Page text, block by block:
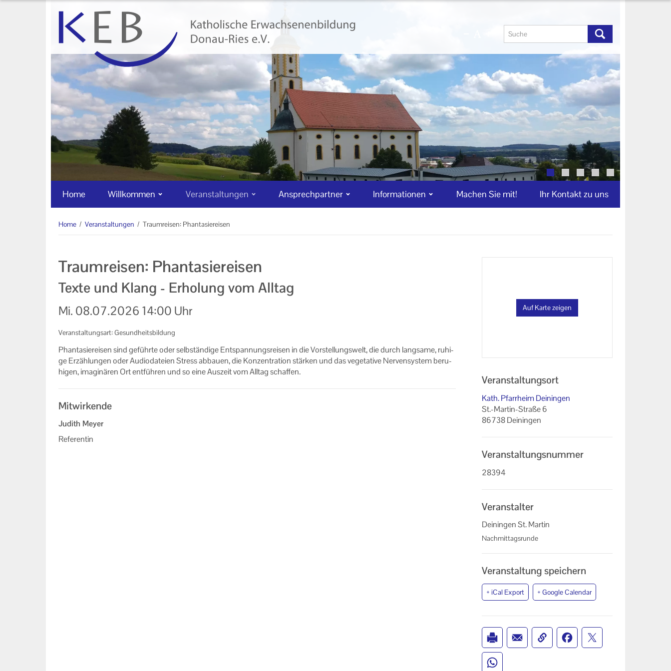
Home Willkommen Veranstaltungen Ansprechpartner Informationen Machen Sie mit! Ihr Kontakt zu uns
Home / Veranstaltungen / Traumreisen: Phantasiereisen
Traumreisen: Phantasiereisen
Texte und Klang - Erholung vom Alltag
Mi. 08.07.2026 14:00 Uhr
Veranstaltungsart: Gesundheitsbildung
Phan­ta­sier­ei­sen sind ge­führ­te oder selb­stän­di­ge Ent­span­nungs­rei­sen in die Vor­stel­lungs­welt, die durch lang­sa­me, ru­hi­
ge Er­zäh­lun­gen oder Au­dio­da­tei­en Stress ab­bau­en, die Kon­zen­tra­ti­on stär­ken und das ve­ge­ta­ti­ve Ner­ven­sys­tem be­ru­
hi­gen, ima­gi­nä­ren Ort ent­füh­ren und so eine Aus­zeit vom All­tag schaf­fen.
Mitwirkende
Judith Meyer
Referentin
Auf Karte zeigen
Veranstaltungsort
Kath. Pfarrheim Deiningen
St.-Martin-Straße 6
86738 Deiningen
Veranstaltungsnummer
28394
Veranstalter
Deiningen St. Martin
Nachmittagsrunde
Veranstaltung speichern
+ iCal Export + Google Calendar
Veranstaltungen
Online-Veranstaltungen
Zentrale Veranstaltungen
Eltern-Kind-Gruppen
Alle Veranstaltungen